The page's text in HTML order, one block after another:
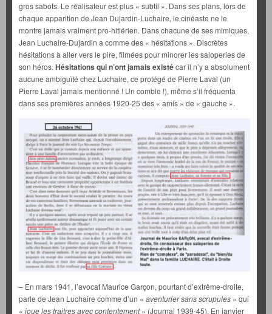
gros sabots. Le réalisateur est plus « subtil ». Dans ses plans, lors de
chaque apparition de Jean Dujardin-Luchaire, le cinéaste ne le
montre jamais vraiment pro-hitlérien. Dans chacune de ses mimiques,
Jean Luchaire-Dujardin a comme des « hésitations ». Discrètes
hésitations à aller vers le pire, filmées pour minorer les saloperies de
son héros. Hésitations qui n’ont jamais existécar il n’y a absolument
aucune ambiguïté chez Luchaire, ce protégé de Pierre Laval (un
Pierre Laval jamais mentionné ! Un comble !), même s’il fréquenta
dans ses premières années 1920-25 des « amis » de « gauche ».
– En mars 1941, l’avocat Maurice Garçon, pourtant d’extrême-droite,
parle de Jean Luchaire comme d’un « aventurier sans scrupules » qui
« joue les traitres avec contentement» (Journal 1939-45). En janvier